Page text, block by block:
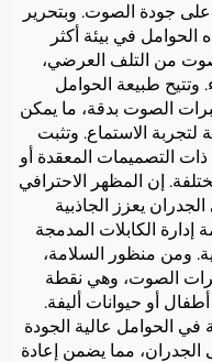
جودة الصوت. وبتحرير
في بيئة أكثر
من التلف العرضي،
وتتيح طبيعة الحوامل
الصوت بدقة، ما يمكن
لتجربة الاستماع. وتثبت
ذات التصميمات المعقدة أو
إن المظهر الاحترافي
يعزز الجاذبية
إدارة الكابلات المدمجة
ومن منظور السلامة،
الصوت، وهي نقطة
أو حيوانات أليفة.
في الحوامل عالية الجودة
الجدران، مما يضمن إعادة